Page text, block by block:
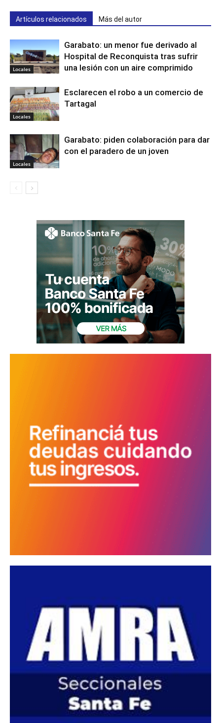
Artículos relacionados Más del autor
Locales
Garabato: un menor fue derivado al
Hospital de Reconquista tras sufrir
una lesión con un aire comprimido
Locales
Esclarecen el robo a un comercio de
Tartagal
Locales
Garabato: piden colaboración para dar
con el paradero de un joven